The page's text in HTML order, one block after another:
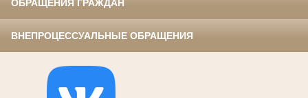
ОБРАЩЕНИЯ ГРАЖДАН
ВНЕПРОЦЕССУАЛЬНЫЕ ОБРАЩЕНИЯ